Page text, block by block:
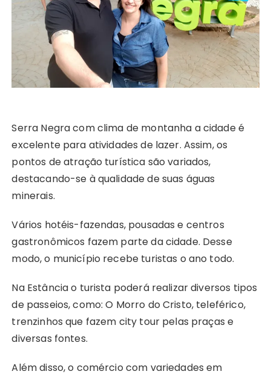
Serra Negra com clima de montanha a cidade é
excelente para atividades de lazer. Assim, os
pontos de atração turística são variados,
destacando-se à qualidade de suas águas
minerais.
Vários hotéis-fazendas, pousadas e centros
gastronômicos fazem parte da cidade. Desse
modo, o município recebe turistas o ano todo.
Na Estância o turista poderá realizar diversos tipos
de passeios, como: O Morro do Cristo, teleférico,
trenzinhos que fazem city tour pelas praças e
diversas fontes.
Além disso, o comércio com variedades em